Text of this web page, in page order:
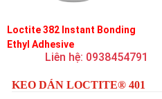
Loctite 382 Instant Bonding
Ethyl Adhesive
Liên hệ: 0938454791
KEO DÁN LOCTITE® 401